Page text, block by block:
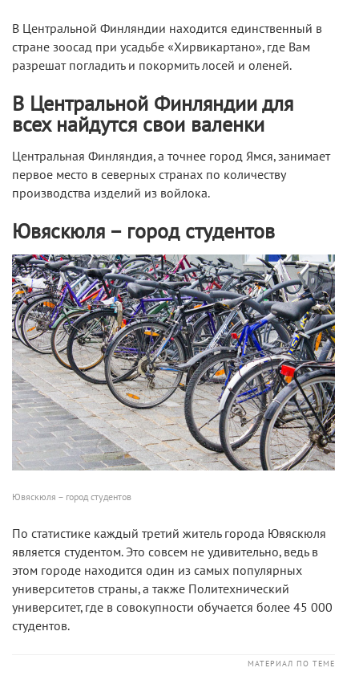
В Центральной Финляндии находится единственный в
стране зоосад при усадьбе «Хирвикартано», где Вам
разрешат погладить и покормить лосей и оленей.
В Центральной Финляндии для
всех найдутся свои валенки
Центральная Финляндия, а точнее город Ямся, занимает
первое место в северных странах по количеству
производства изделий из войлока.
Ювяскюля – город студентов
Ювяскюля – город студентов
По статистике каждый третий житель города Ювяскюля
является студентом. Это совсем не удивительно, ведь в
этом городе находится один из самых популярных
университетов страны, а также Политехнический
университет, где в совокупности обучается более 45 000
студентов.
МАТЕРИАЛ ПО ТЕМЕ